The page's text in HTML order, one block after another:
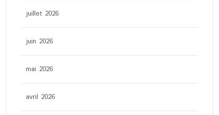
juillet 2026
juin 2026
mai 2026
avril 2026